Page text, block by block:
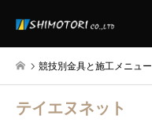
競技別金具と施工メニュー
テイエヌネット